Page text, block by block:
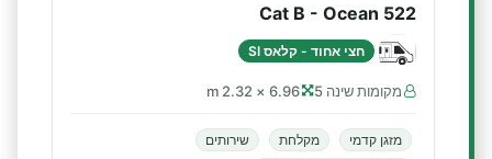
Cat B - Ocean 522
חצי אחוד - קלאס SI
מקומות שינה 5 6.96 × 2.32 m
מזגן קדמי מקלחת
שירותים